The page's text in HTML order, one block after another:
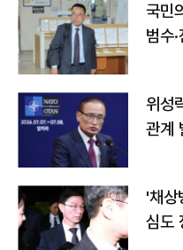
국민
범수
위성
관계
'채상
심도